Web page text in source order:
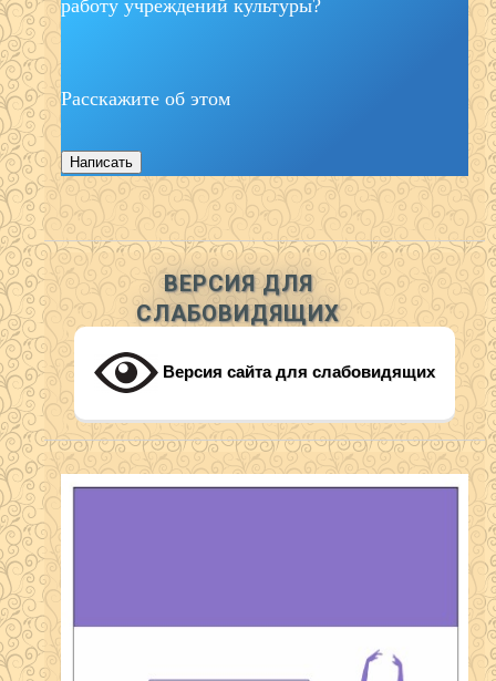
работу учреждений культуры?
Расскажите об этом
Написать
ВЕРСИЯ ДЛЯ
СЛАБОВИДЯЩИХ
Версия сайта для слабовидящих